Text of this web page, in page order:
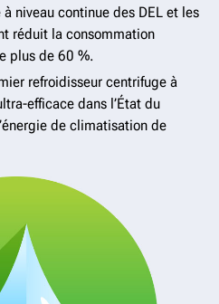
niveau continue des DEL et les
réduit la consommation
plus de 60 %.
refroidisseur centrifuge à
efficace dans l’État du
de climatisation de